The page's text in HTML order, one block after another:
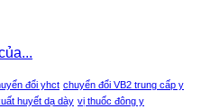
đổi yhct chuyển đổi VB2 trung cấp y
huyết dạ dày vị thuốc đông y